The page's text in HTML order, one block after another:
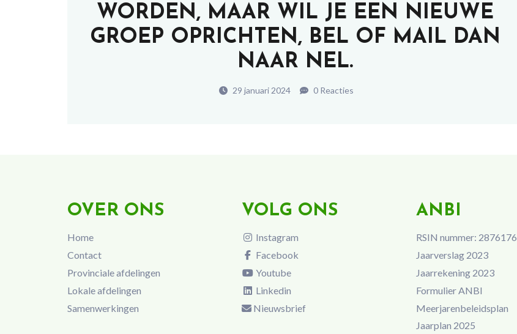
WORDEN, MAAR WIL JE EEN NIEUWE
GROEP OPRICHTEN, BEL OF MAIL DAN
NAAR NEL.
29 januari 2024 0 Reacties
OVER ONS
Home
Contact
Provinciale afdelingen
Lokale afdelingen
Samenwerkingen
VOLG ONS
Instagram
Facebook
Youtube
Linkedin
Nieuwsbrief
ANBI
RSIN nummer: 2876176
Jaarverslag 2023
Jaarrekening 2023
Formulier ANBI
Meerjarenbeleidsplan
Jaarplan 2025